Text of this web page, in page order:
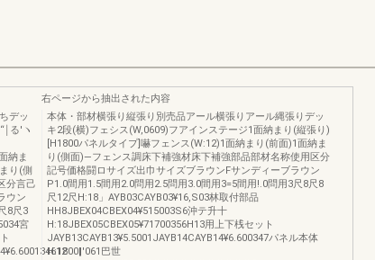
デッ
￨る'ヽ
納ま
り(側
分言己
ウン
8尺3
宮
右ページから抽出された内容
本体・部材横張り縦張り別売品アール横張りアール縄張りデッ
キ2段(横)フェシス(W,0609)フアインステージ1面納まり(縦張り)
[H1800パネルタイプ]嚇フェンス(W:12)1面納まり(前面)1面納ま
り(側面)―フェンス調床下補強材床下補強部品部材名称使用区分
記号価格闘ロサイズ出巾サイズブラウンFサンディーブラウン
P1.0間用1.5間用2.0問用2.5問用3.0間用3=5間用!.0問用3尺8尺8
尺12尺H:18」AYB03CAYB03¥16,S03林取付部品
HH8JBEX04CBEX04¥515003S6沖テ升十
H:18JBEX05CBEX05¥71700356H13用上下桟セット
JAYB13CAYB13¥5.5001JAYB14CAYB14¥6.600347パネル本体
H:1800‖'061巴世